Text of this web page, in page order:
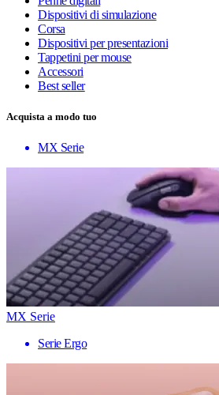
Dispositivi di simulazione
Corsa
Dispositivi per presentazioni
Tappetini per mouse
Accessori
Best seller
Acquista a modo tuo
MX Serie
MX Serie
Serie Ergo